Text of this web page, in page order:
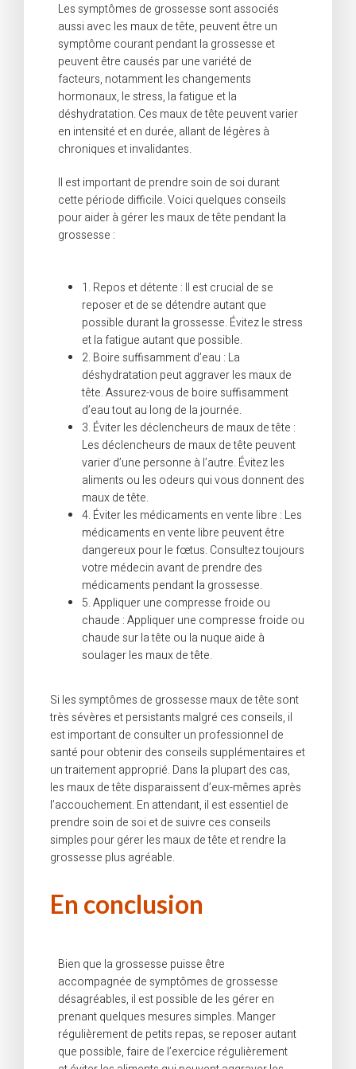
Les symptômes de grossesse sont associés
aussi avec les maux de tête, peuvent être un
symptôme courant pendant la grossesse et
peuvent être causés par une variété de
facteurs, notamment les changements
hormonaux, le stress, la fatigue et la
déshydratation. Ces maux de tête peuvent varier
en intensité et en durée, allant de légères à
chroniques et invalidantes.
Il est important de prendre soin de soi durant
cette période difficile. Voici quelques conseils
pour aider à gérer les maux de tête pendant la
grossesse :
1. Repos et détente : Il est crucial de se
reposer et de se détendre autant que
possible durant la grossesse. Évitez le stress
et la fatigue autant que possible.
2. Boire suffisamment d’eau : La
déshydratation peut aggraver les maux de
tête. Assurez-vous de boire suffisamment
d’eau tout au long de la journée.
3. Éviter les déclencheurs de maux de tête :
Les déclencheurs de maux de tête peuvent
varier d’une personne à l’autre. Évitez les
aliments ou les odeurs qui vous donnent des
maux de tête.
4. Éviter les médicaments en vente libre : Les
médicaments en vente libre peuvent être
dangereux pour le fœtus. Consultez toujours
votre médecin avant de prendre des
médicaments pendant la grossesse.
5. Appliquer une compresse froide ou
chaude : Appliquer une compresse froide ou
chaude sur la tête ou la nuque aide à
soulager les maux de tête.
Si les symptômes de grossesse maux de tête sont
très sévères et persistants malgré ces conseils, il
est important de consulter un professionnel de
santé pour obtenir des conseils supplémentaires et
un traitement approprié. Dans la plupart des cas,
les maux de tête disparaissent d’eux-mêmes après
l’accouchement. En attendant, il est essentiel de
prendre soin de soi et de suivre ces conseils
simples pour gérer les maux de tête et rendre la
grossesse plus agréable.
En conclusion
Bien que la grossesse puisse être
accompagnée de symptômes de grossesse
désagréables, il est possible de les gérer en
prenant quelques mesures simples. Manger
régulièrement de petits repas, se reposer autant
que possible, faire de l’exercice régulièrement